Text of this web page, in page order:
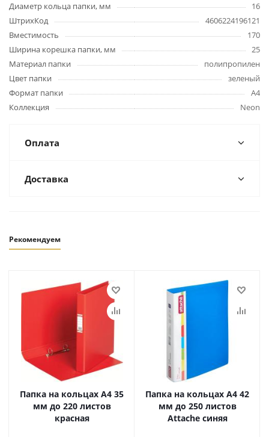
Диаметр кольца папки, мм
16
ШтрихКод
4606224196121
Вместимость
170
Ширина корешка папки, мм
25
Материал папки
полипропилен
Цвет папки
зеленый
Формат папки
А4
Коллекция
Neon
Оплата
Доставка
Рекомендуем
Папка на кольцах А4 35
мм до 220 листов
красная
Папка на кольцах А4 42
мм до 250 листов
Attache синяя